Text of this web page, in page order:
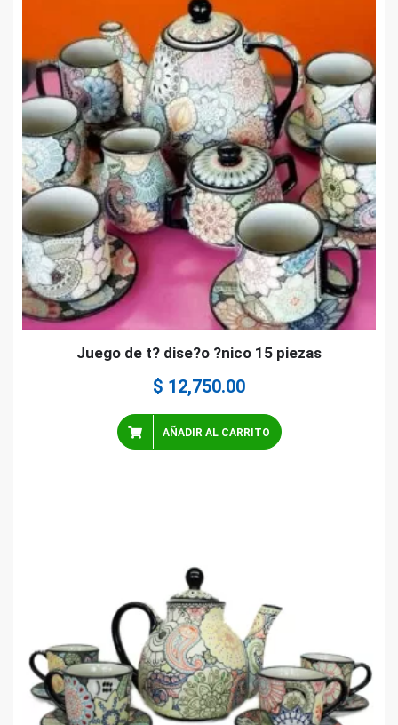
Juego de t? dise?o ?nico 15 piezas
$ 12,750.00
AÑADIR AL CARRITO